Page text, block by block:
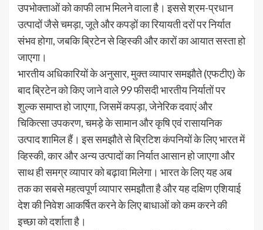
उपभोक्ताओं को काफी लाभ मिलने वाला है। इससे श्रम-प्रधान
उत्पादों जैसे चमड़ा, जूते और कपड़ों का रियायती दरों पर निर्यात
संभव होगा, जबकि ब्रिटेन से व्हिस्की और कारों का आयात सस्ता हो
जाएगा।
भारतीय अधिकारियों के अनुसार, मुक्त व्यापार समझौते (एफटीए) के
बाद ब्रिटेन को किए जाने वाले 99 फीसदी भारतीय निर्यातों पर
शुल्क समाप्त हो जाएगा, जिसमें कपड़ा, जेनेरिक दवाएं और
चिकित्सा उपकरण, चमड़े के सामान और कृषि एवं रासायनिक
उत्पाद शामिल हैं। इस समझौते से ब्रिटिश कंपनियों के लिए भारत में
व्हिस्की, कार और अन्य उत्पादों का निर्यात आसान हो जाएगा और
साथ ही समग्र व्यापार को बढ़ावा मिलेगा। भारत के लिए यह अब
तक का सबसे महत्वपूर्ण व्यापार समझौता है और यह दक्षिण एशियाई
देश की निवेश आकर्षित करने के लिए बाधाओं को कम करने की
इच्छा को दर्शाता है।